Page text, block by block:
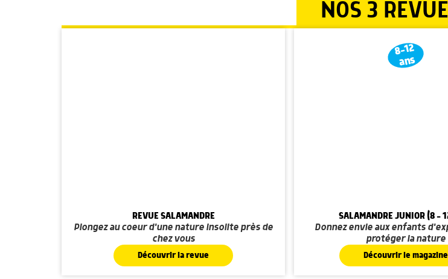
NOS 3
REVUE SALAMANDRE
Plongez au coeur d'une nature insolite près de
chez vous
Découvrir la revue
8-12
ans
SALAMANDRE JUNIOR (8 -
Donnez envie aux enfants
protéger la nature
Découvrir le magazine